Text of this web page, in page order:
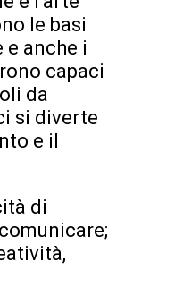
le basi
e anche i
capaci
da
si diverte
e il
di